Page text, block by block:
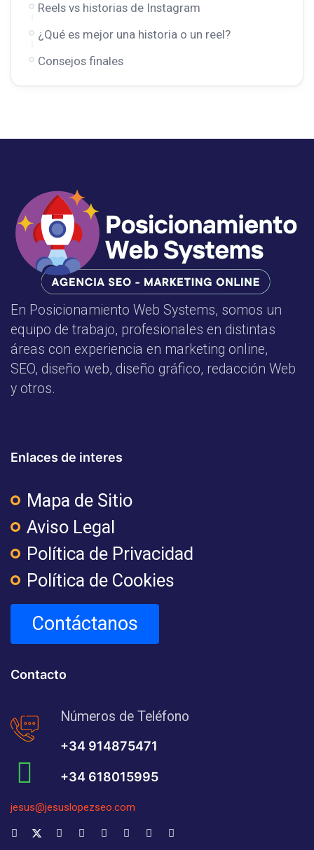
Reels vs historias de Instagram
¿Qué es mejor una historia o un reel?
Consejos finales
En Posicionamiento Web Systems, somos un
equipo de trabajo, profesionales en distintas
áreas con experiencia en marketing online,
SEO, diseño web, diseño gráfico, redacción Web
y otros.
Enlaces de interes
Mapa de Sitio
Aviso Legal
Política de Privacidad
Política de Cookies
Contáctanos
Contacto
Números de Teléfono
+34 914875471
+34 618015995
jesus@jesuslopezseo.com